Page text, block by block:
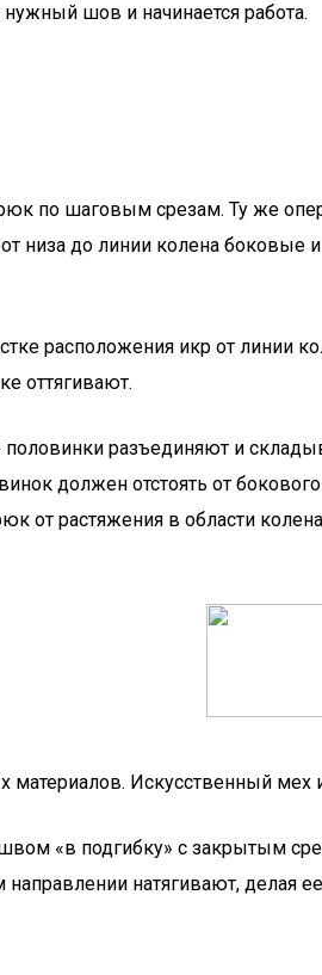
шов и начинается работа.
по шаговым срезам. Ту же
низа до линии колена боковые
расположения икр от линии
оттягивают.
половинки разъединяют и
должен отстоять от
от растяжения в области
материалов. Искусственный мех
«в подгибку» с закрытым
натягивают, делая